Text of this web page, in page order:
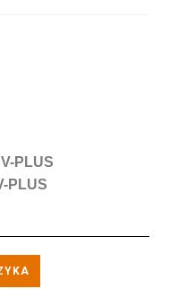
PLUS
PLUS